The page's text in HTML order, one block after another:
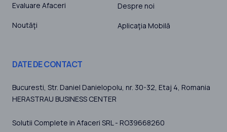
Evaluare Afaceri
Noutăţi
Despre noi
Aplicaţia Mobilă
DATE DE CONTACT
Bucuresti, Str. Daniel Danielopolu, nr. 30-32, Etaj 4, Romania
HERASTRAU BUSINESS CENTER
Solutii Complete in Afaceri SRL - RO39668260